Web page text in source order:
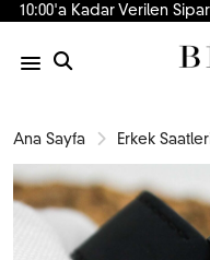
10:00'a Kadar Verilen
Ana Sayfa Erkek